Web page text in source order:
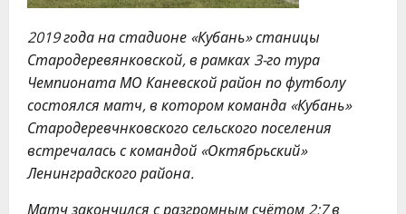
2019 года на стадионе «Кубань» станицы
Стародеревянковской, в рамках 3-го тура
Чемпионата МО Каневской район по футболу
состоялся матч, в котором команда «Кубань»
Стародеревчнковского сельского поселения
встречалась с командой «Октябрьский»
Ленинградского района.
Матч закончился с разгромным счётом 2:7 в